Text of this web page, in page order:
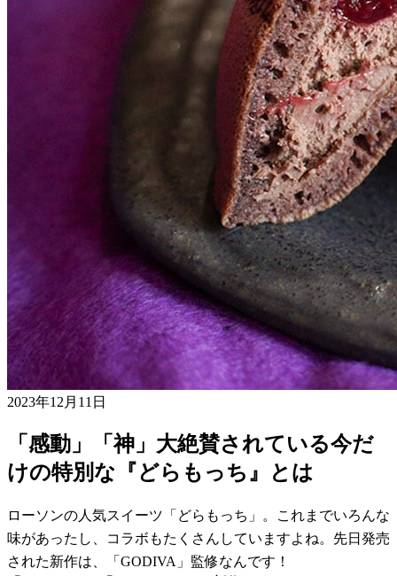
2023年12月11日
「感動」「神」大絶賛されている今だ
けの特別な『どらもっち』とは
ローソンの人気スイーツ「どらもっち」。これまでいろんな
味があったし、コラボもたくさんしていますよね。先日発売
された新作は、「GODIVA」監修なんです！